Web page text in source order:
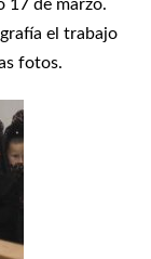
17 de marzo.
el trabajo
fotos.